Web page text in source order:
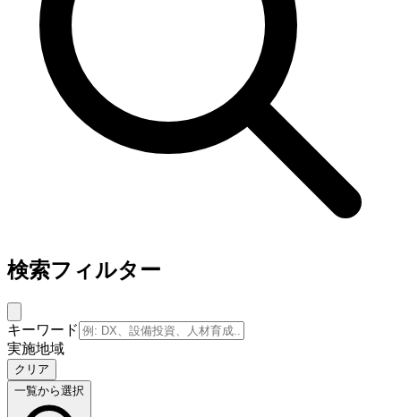
検索フィルター
キーワード
実施地域
クリア
一覧から選択